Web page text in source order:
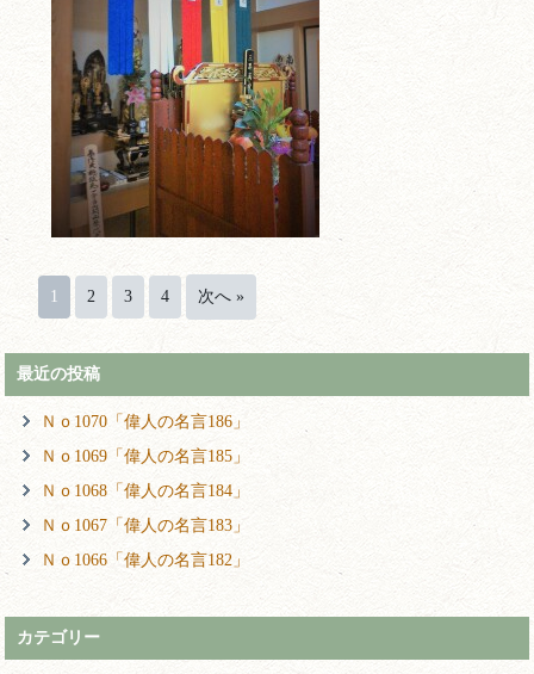
1 2 3 4 次へ »
最近の投稿
Ｎｏ1070「偉人の名言186」
Ｎｏ1069「偉人の名言185」
Ｎｏ1068「偉人の名言184」
Ｎｏ1067「偉人の名言183」
Ｎｏ1066「偉人の名言182」
カテゴリー